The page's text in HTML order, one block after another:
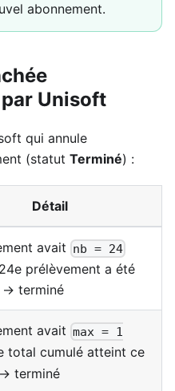
abonnement.
Unisoft
qui annule
(statut Terminé) :
Détail
avait nb = 24
prélèvement a été
terminé
avait max = 1
total cumulé atteint ce
terminé